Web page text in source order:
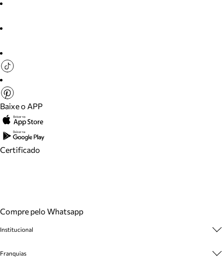
Baixe o APP
Certificado
Compre pelo Whatsapp
Institucional
Cashback
Franquias